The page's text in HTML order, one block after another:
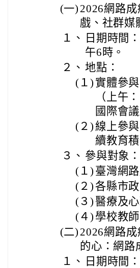
(一) 2026網路
戲、社群媒
１、
日期時間
午6時。
２、 地點：
(１) 實體參
（上午
國際會
(２)線上參
續教育
３、 參與對象：
(１) 臺灣網
(２)各縣市
(３)醫療及
(４) 學校教
(二) 2026網路
的心：網路
１、
日期時間